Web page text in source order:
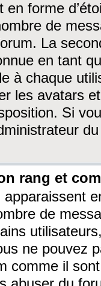
en forme
de
La
en tant
à chaque
les avatars
Si
rang et
de
ne pouvez
comme il